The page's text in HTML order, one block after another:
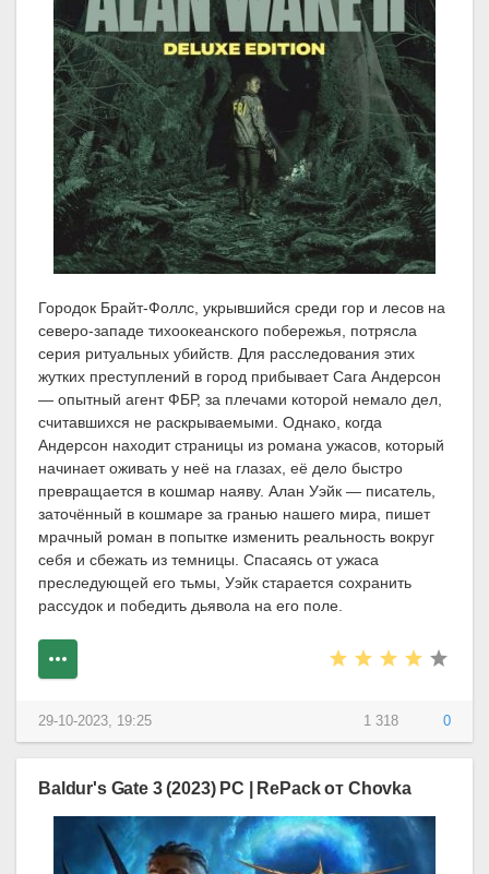
Городок Брайт-Фоллс, укрывшийся среди гор и лесов на
северо-западе тихоокеанского побережья, потрясла
серия ритуальных убийств. Для расследования этих
жутких преступлений в город прибывает Сага Андерсон
— опытный агент ФБР, за плечами которой немало дел,
считавшихся не раскрываемыми. Однако, когда
Андерсон находит страницы из романа ужасов, который
начинает оживать у неё на глазах, её дело быстро
превращается в кошмар наяву. Алан Уэйк — писатель,
заточённый в кошмаре за гранью нашего мира, пишет
мрачный роман в попытке изменить реальность вокруг
себя и сбежать из темницы. Спасаясь от ужаса
преследующей его тьмы, Уэйк старается сохранить
рассудок и победить дьявола на его поле.
1 318 0
29-10-2023, 19:25
Baldur's Gate 3 (2023) PC | RePack от Chovka